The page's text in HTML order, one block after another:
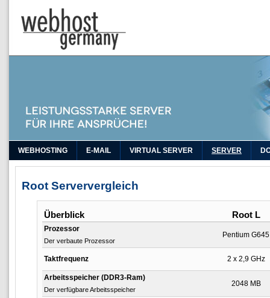
WEBHOSTING E-MAIL VIRTUAL SERVER SERVER
Root Serververgleich
Überblick Root L
Prozessor
Der verbaute Prozessor
Pentium G645
Taktfrequenz 2 x 2,9 GHz
Arbeitsspeicher (DDR3-Ram)
Der verfügbare Arbeitsspeicher
2048 MB